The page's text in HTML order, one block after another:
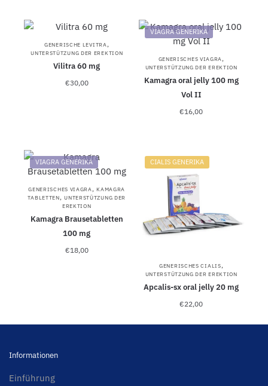
GENERISCHE LEVITRA ,
UNTERSTÜTZUNG DER EREKTION
Vilitra 60 mg
€30,00
VIAGRA GENERIKA
GENERISCHES VIAGRA ,
UNTERSTÜTZUNG DER EREKTION
Kamagra oral jelly 100 mg
Vol II
€16,00
VIAGRA GENERIKA
GENERISCHES VIAGRA ,KAMAGRA
TABLETTEN,UNTERSTÜTZUNG DER
EREKTION
Kamagra Brausetabletten
100 mg
€18,00
CIALIS GENERIKA
GENERISCHES CIALIS,
UNTERSTÜTZUNG DER EREKTION
Apcalis-sx oral jelly 20 mg
€22,00
Informationen
Einführung